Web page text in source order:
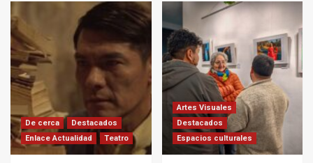
De cerca
Destacados
Enlace Actualidad
Teatro
Artes Visuales
Destacados
Espacios culturales